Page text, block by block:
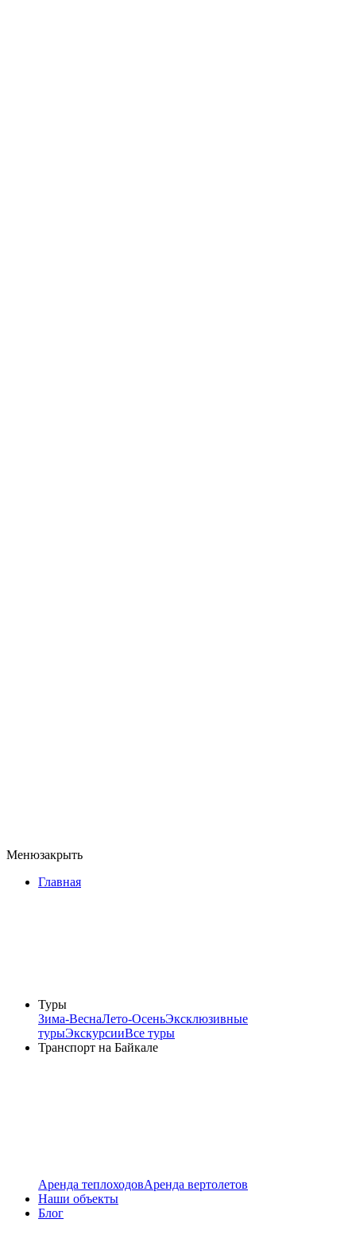
Менюзакрыть
Главная
Туры
Зима-ВеснаЛето-ОсеньЭксклюзивные
турыЭкскурсииВсе туры
Транспорт на Байкале
Аренда теплоходовАренда вертолетов
Наши объекты
Блог